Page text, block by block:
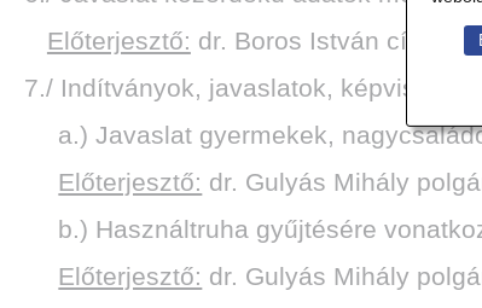
Előterjesztő: dr. Boros István
7./ Indítványok, javaslatok, képviselői
a.) Javaslat gyermekek,
Előterjesztő: dr. Gulyás Mihály
b.) Használtruha gyűjtésére
Előterjesztő: dr. Gulyás Mihály